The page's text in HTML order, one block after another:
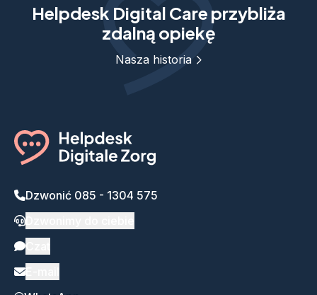
Helpdesk Digital Care przybliża
zdalną opiekę
Nasza historia
Dzwonić 085 - 1304 575